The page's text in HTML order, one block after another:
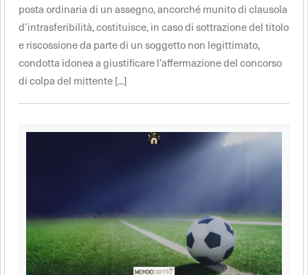
posta ordinaria di un assegno, ancorché munito di clausola
d’intrasferibilità, costituisce, in caso di sottrazione del titolo
e riscossione da parte di un soggetto non legittimato,
condotta idonea a giustificare l’affermazione del concorso
di colpa del mittente [...]